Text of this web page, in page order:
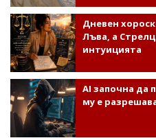
Дневен
Лъва, а
интуицията
AI започна да
му е